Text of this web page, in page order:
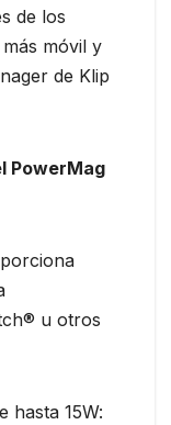
de los
móvil y
de Klip
PowerMag
u otros
hasta 15W: